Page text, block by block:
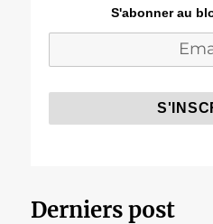
S'abonner au
Derniers post